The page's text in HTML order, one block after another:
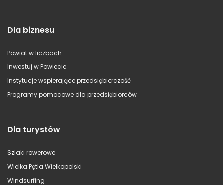
Dla biznesu
Powiat w liczbach
Inwestuj w Powiecie
Instytucje wspierające przedsiębiorczość
Programy pomocowe dla przedsiębiorców
Dla turystów
Szlaki rowerowe
Wielka Pętla Wielkopolski
Windsurfing